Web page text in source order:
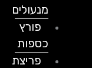
מנעולים
פורץ
כספות
פריצת